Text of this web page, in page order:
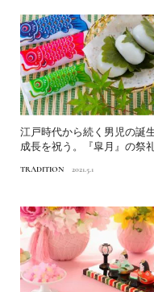
江戸時代から続く男児の誕
成長を祝う。『皐月』の祭礼
TRADITION 2021.5.1